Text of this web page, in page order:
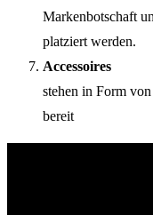
Markenbotschaft
platziert werden.
Accessoires
stehen in Form
bereit